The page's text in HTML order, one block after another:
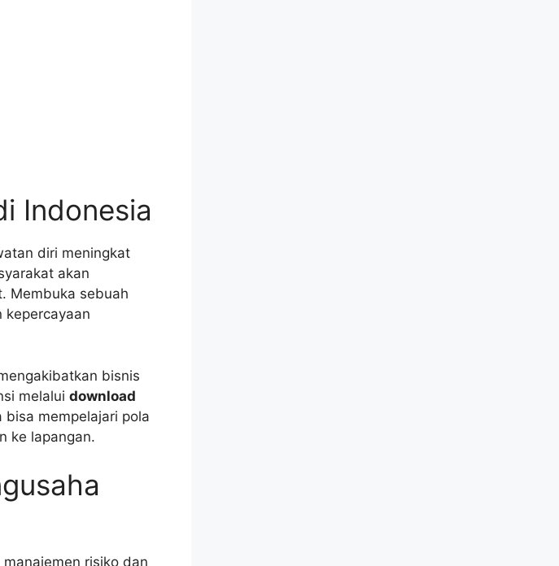
Indonesia
diri meningkat
akan
Membuka sebuah
kepercayaan
bisnis
melalui download
mempelajari pola
ke lapangan.
risiko dan